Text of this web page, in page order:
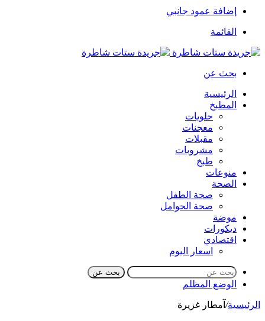
إضافة عمود جانبي
القائمة
بحث عن
الرئيسية
المطبخ
حلويات
معجنات
مقبلات
مشروبات
طبخ
منوعات
الصحة
صحة الطفل
صحة الحوامل
موضة
ديكورات
اقتصادي
اسعار اليوم
بحث عن
الوضع المظلم
الرئيسية/ آمطار غزيرة